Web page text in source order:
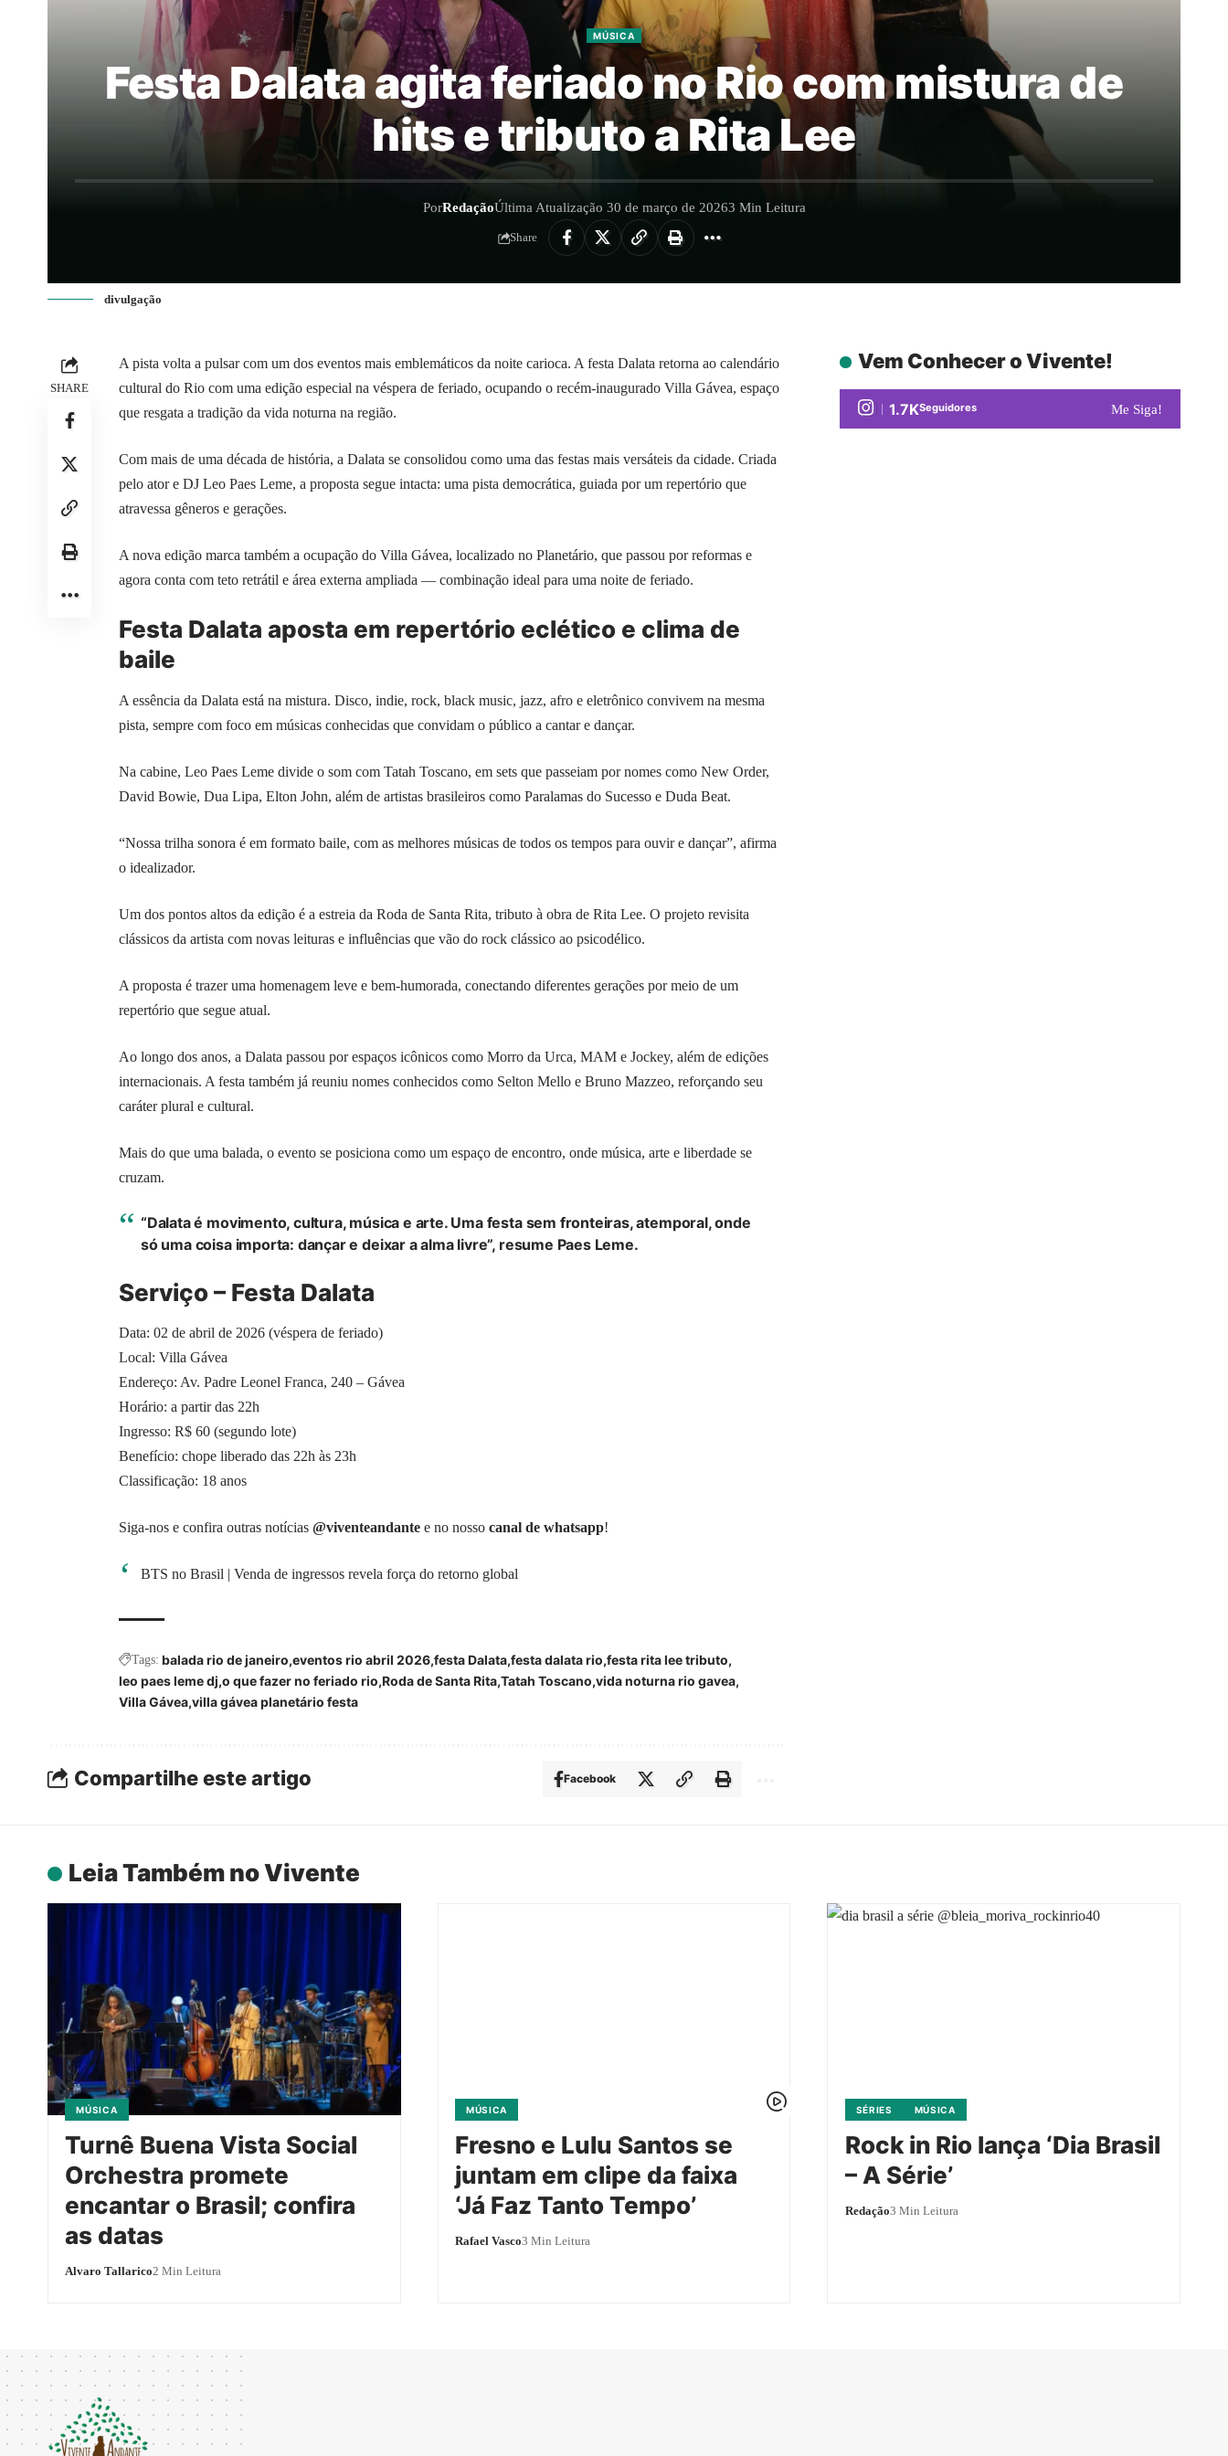
MÚSICA
Festa Dalata agita feriado no Rio com mistura de
hits e tributo a Rita Lee
PorRedaçãoÚltima Atualização 30 de março de 20263 Min Leitura
Share
divulgação
SHARE
A pista volta a pulsar com um dos eventos mais emblemáticos da noite carioca. A festa Dalata retorna ao calendário
cultural do Rio com uma edição especial na véspera de feriado, ocupando o recém-inaugurado Villa Gávea, espaço
que resgata a tradição da vida noturna na região.
Com mais de uma década de história, a Dalata se consolidou como uma das festas mais versáteis da cidade. Criada
pelo ator e DJ Leo Paes Leme, a proposta segue intacta: uma pista democrática, guiada por um repertório que
atravessa gêneros e gerações.
A nova edição marca também a ocupação do Villa Gávea, localizado no Planetário, que passou por reformas e
agora conta com teto retrátil e área externa ampliada — combinação ideal para uma noite de feriado.
Festa Dalata aposta em repertório eclético e clima de
baile
A essência da Dalata está na mistura. Disco, indie, rock, black music, jazz, afro e eletrônico convivem na mesma
pista, sempre com foco em músicas conhecidas que convidam o público a cantar e dançar.
Na cabine, Leo Paes Leme divide o som com Tatah Toscano, em sets que passeiam por nomes como New Order,
David Bowie, Dua Lipa, Elton John, além de artistas brasileiros como Paralamas do Sucesso e Duda Beat.
“Nossa trilha sonora é em formato baile, com as melhores músicas de todos os tempos para ouvir e dançar”, afirma
o idealizador.
Um dos pontos altos da edição é a estreia da Roda de Santa Rita, tributo à obra de Rita Lee. O projeto revisita
clássicos da artista com novas leituras e influências que vão do rock clássico ao psicodélico.
A proposta é trazer uma homenagem leve e bem-humorada, conectando diferentes gerações por meio de um
repertório que segue atual.
Ao longo dos anos, a Dalata passou por espaços icônicos como Morro da Urca, MAM e Jockey, além de edições
internacionais. A festa também já reuniu nomes conhecidos como Selton Mello e Bruno Mazzeo, reforçando seu
caráter plural e cultural.
Mais do que uma balada, o evento se posiciona como um espaço de encontro, onde música, arte e liberdade se
cruzam.
“Dalata é movimento, cultura, música e arte. Uma festa sem fronteiras, atemporal, onde
só uma coisa importa: dançar e deixar a alma livre”, resume Paes Leme.
Serviço – Festa Dalata
Data: 02 de abril de 2026 (véspera de feriado)
Local: Villa Gávea
Endereço: Av. Padre Leonel Franca, 240 – Gávea
Horário: a partir das 22h
Ingresso: R$ 60 (segundo lote)
Benefício: chope liberado das 22h às 23h
Classificação: 18 anos
Siga-nos e confira outras notícias @viventeandante e no nosso canal de whatsapp!
BTS no Brasil | Venda de ingressos revela força do retorno global
Tags: balada rio de janeiro eventos rio abril 2026 festa Dalata festa dalata rio festa rita lee tributo
leo paes leme dj o que fazer no feriado rio Roda de Santa Rita Tatah Toscano vida noturna rio gavea
Villa Gávea villa gávea planetário festa
Compartilhe este artigo Facebook
Vem Conhecer o Vivente!
1.7KSeguidores Me Siga!
Leia Também no Vivente
MÚSICA
Turnê Buena Vista Social
Orchestra promete
encantar o Brasil; confira
as datas
Alvaro Tallarico2 Min Leitura
MÚSICA
Fresno e Lulu Santos se
juntam em clipe da faixa
‘Já Faz Tanto Tempo’
Rafael Vasco3 Min Leitura
SÉRIES MÚSICA
Rock in Rio lança ‘Dia Brasil
– A Série’
Redação3 Min Leitura